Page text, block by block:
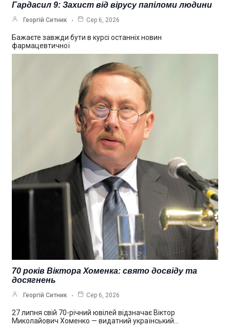
Гардасил 9: Захист від вірусу папіломи людини
Георгій Ситник Сер 6, 2026
Бажаєте завжди бути в курсі останніх новин
фармацевтичної
70 років Віктора Хоменка: свято досвіду та
досягнень
Георгій Ситник Сер 6, 2026
27 липня свій 70-річний ювілей відзначає Віктор
Миколайович Хоменко — видатний український…